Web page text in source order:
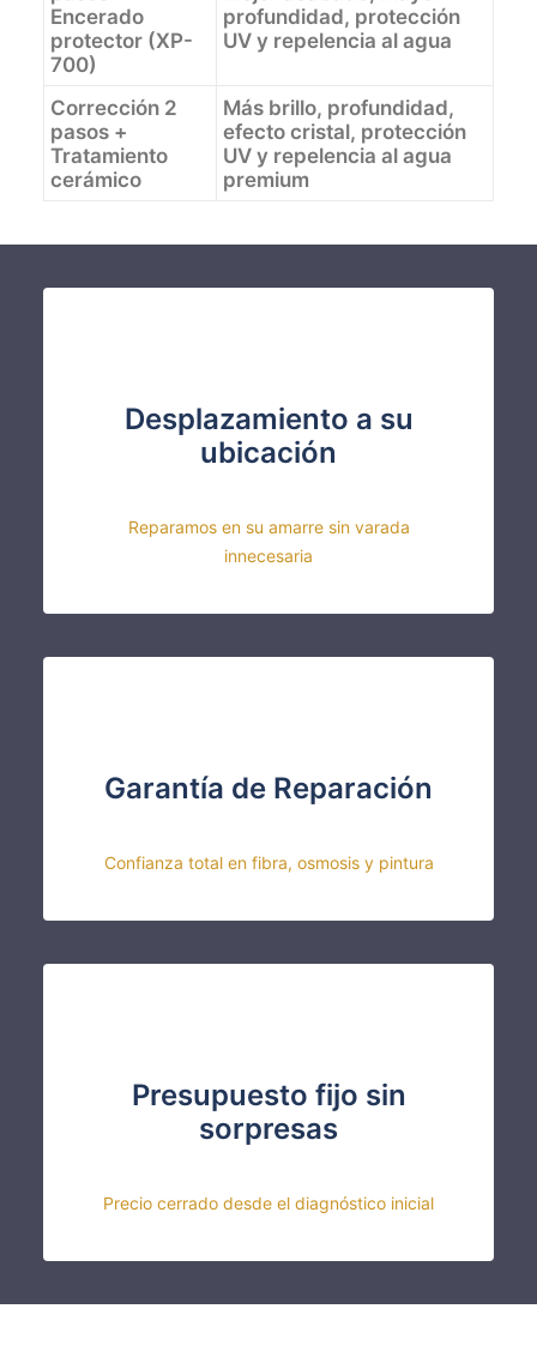
Encerado
protector (XP-
700)
profundidad, protección
UV y repelencia al agua
Corrección 2
pasos +
Tratamiento
cerámico
Más brillo, profundidad,
efecto cristal, protección
UV y repelencia al agua
premium
Desplazamiento a su
ubicación
Reparamos en su amarre sin varada
innecesaria
Garantía de Reparación
Confianza total en fibra, osmosis y pintura
Presupuesto fijo sin
sorpresas
Precio cerrado desde el diagnóstico inicial